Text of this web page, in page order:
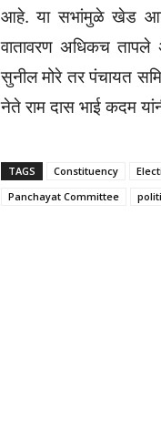
आहे. या सभांमुळे खेड आणि
वातावरण अधिकच तापले
सुनील मोरे तर पंचायत
नेते राम दास भाई कदम
TAGS Constituency
Panchayat Committee